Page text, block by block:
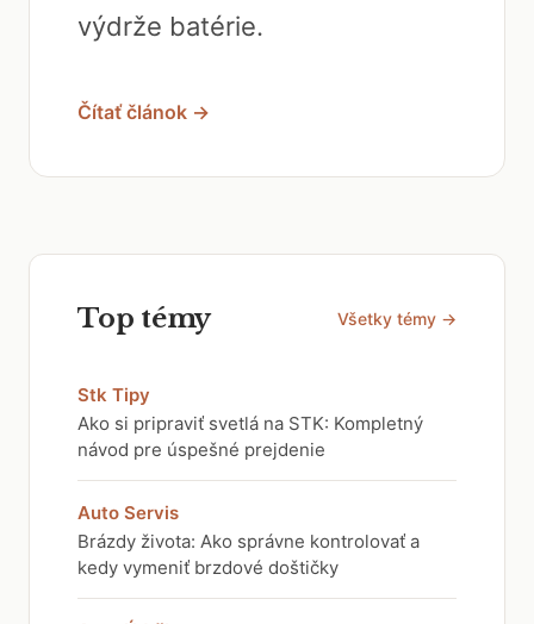
výdrže batérie.
Čítať článok →
Top témy Všetky témy →
Stk Tipy
Ako si pripraviť svetlá na STK: Kompletný
návod pre úspešné prejdenie
Auto Servis
Brázdy života: Ako správne kontrolovať a
kedy vymeniť brzdové doštičky